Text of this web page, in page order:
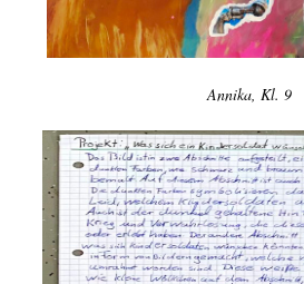
Annika, Kl. 9